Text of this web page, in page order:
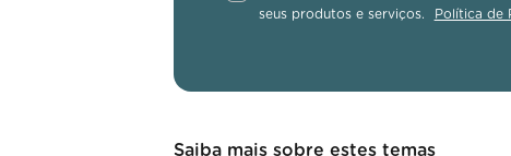
seus produtos e serviços.
Política de
Saiba mais sobre estes temas